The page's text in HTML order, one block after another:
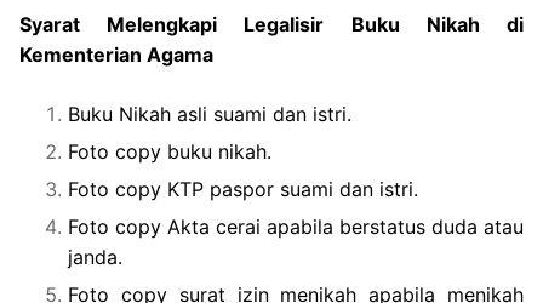
Syarat Melengkapi Legalisir Buku Nikah di
Kementerian Agama
Buku Nikah asli suami dan istri.
Foto copy buku nikah.
Foto copy KTP paspor suami dan istri.
Foto copy Akta cerai apabila berstatus duda atau
janda.
Foto copy surat izin menikah apabila menikah